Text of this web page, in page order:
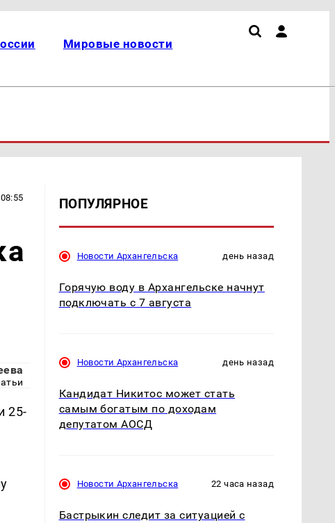
Мировые новости
25-
ПОПУЛЯРНОЕ
Новости Архангельска день назад
Горячую воду в Архангельске начнут
подключать с 7 августа
Новости Архангельска день назад
Кандидат Никитос может стать
самым богатым по доходам
депутатом АОСД
Новости Архангельска 22 часа назад
Бастрыкин следит за ситуацией с